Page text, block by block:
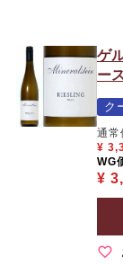
ゲ
ー
ク
通常
¥
WG
¥